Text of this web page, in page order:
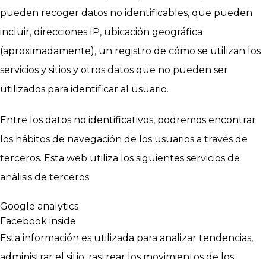
pueden recoger datos no identificables, que pueden
incluir, direcciones IP, ubicación geográfica
(aproximadamente), un registro de cómo se utilizan los
servicios y sitios y otros datos que no pueden ser
utilizados para identificar al usuario.
Entre los datos no identificativos, podremos encontrar
los hábitos de navegación de los usuarios a través de
terceros. Esta web utiliza los siguientes servicios de
análisis de terceros:
Google analytics
Facebook inside
Esta información es utilizada para analizar tendencias,